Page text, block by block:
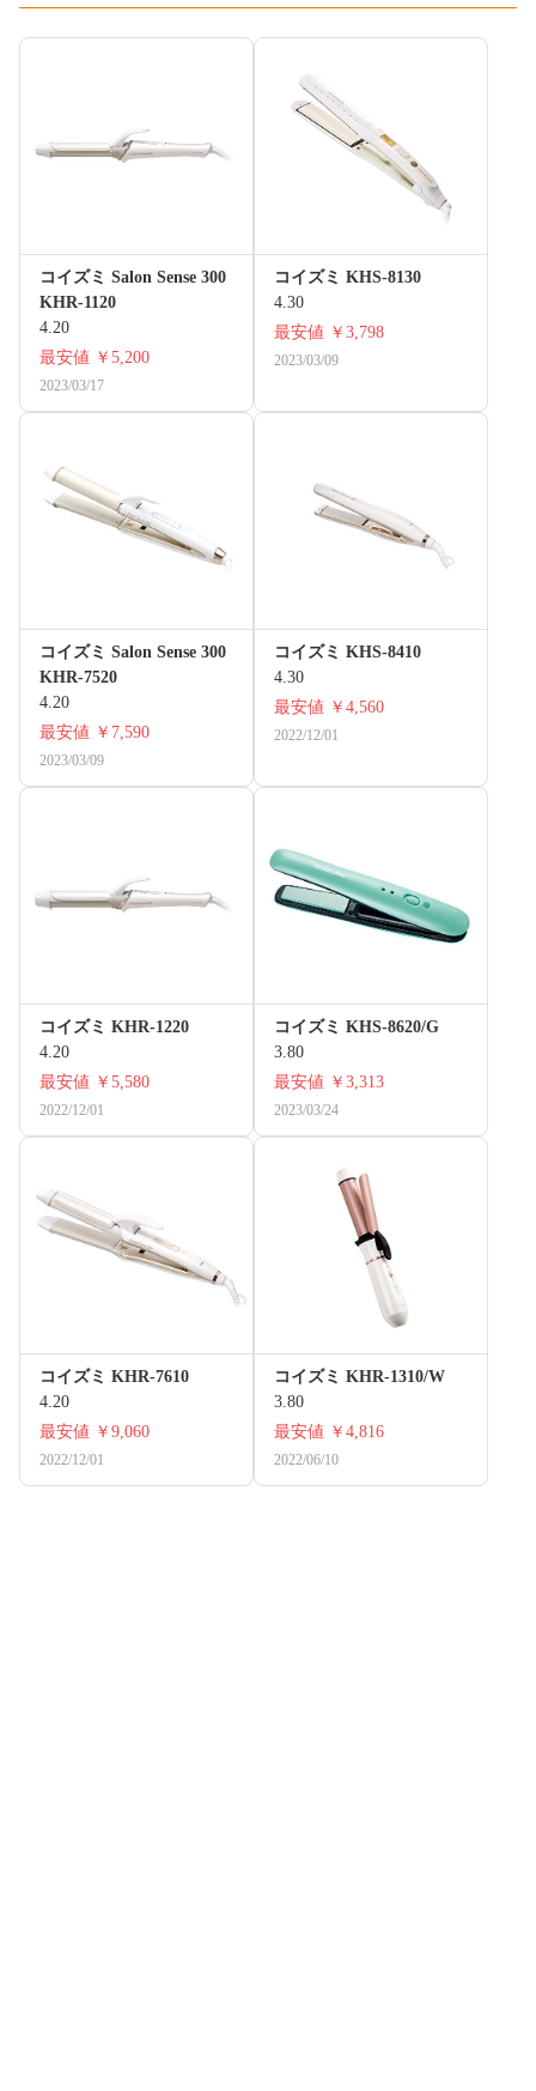
コイズミ Salon Sense 300
KHR-1120
4.20
最安値 ￥5,200
2023/03/17
コイズミ KHS-8130
4.30
最安値 ￥3,798
2023/03/09
コイズミ Salon Sense 300
KHR-7520
4.20
最安値 ￥7,590
2023/03/09
コイズミ KHS-8410
4.30
最安値 ￥4,560
2022/12/01
コイズミ KHR-1220
4.20
最安値 ￥5,580
2022/12/01
コイズミ KHS-8620/G
3.80
最安値 ￥3,313
2023/03/24
コイズミ KHR-7610
4.20
最安値 ￥9,060
2022/12/01
コイズミ KHR-1310/W
3.80
最安値 ￥4,816
2022/06/10